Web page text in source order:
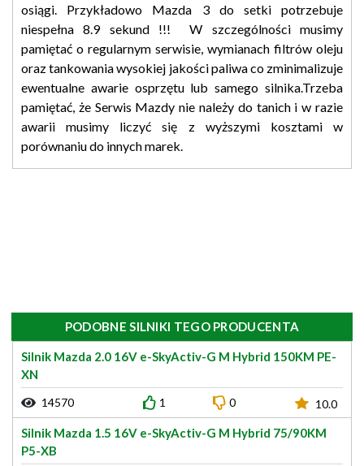
osiągi. Przykładowo Mazda 3 do setki potrzebuje
niespełna 8.9 sekund !!! W szczególności musimy
pamiętać o regularnym serwisie, wymianach filtrów oleju
oraz tankowania wysokiej jakości paliwa co zminimalizuje
ewentualne awarie osprzętu lub samego silnika.Trzeba
pamiętać, że Serwis Mazdy nie należy do tanich i w razie
awarii musimy liczyć się z wyższymi kosztami w
porównaniu do innych marek.
PODOBNE SILNIKI TEGO PRODUCENTA
Silnik Mazda 2.0 16V e-SkyActiv-G M Hybrid 150KM PE-
XN
14570 1 0 10.0
Silnik Mazda 1.5 16V e-SkyActiv-G M Hybrid 75/90KM
P5-XB